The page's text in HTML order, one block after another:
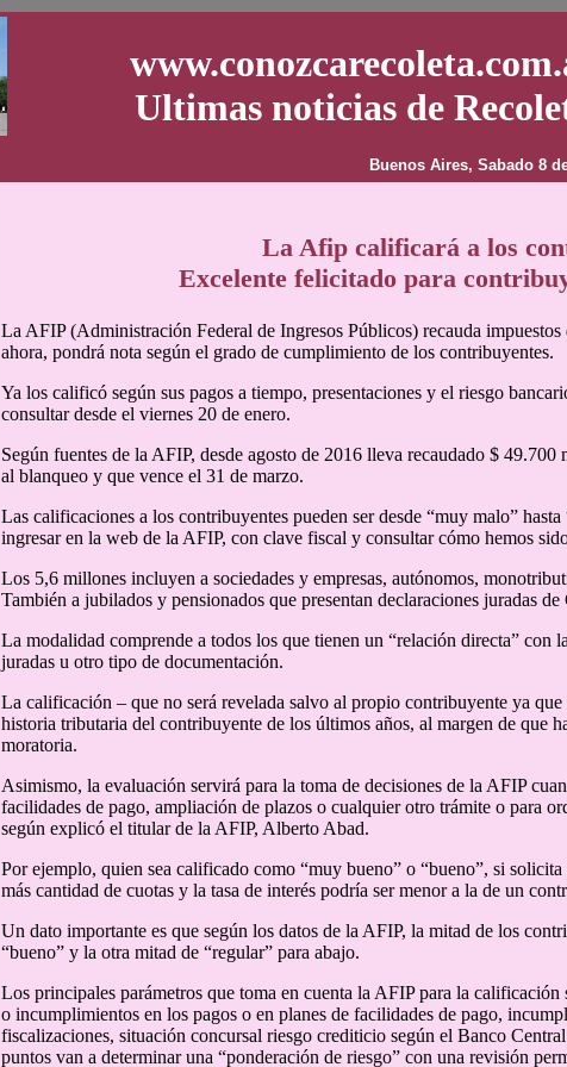
Ultimas noticias de
Buenos Aires, Sabado 8
La Afip calificará a los
Excelente felicitado para
La AFIP (Administración Federal de Ingresos Públicos) recauda
ahora, pondrá nota según el grado de cumplimiento de los contribuyentes.
Ya los calificó según sus pagos a tiempo, presentaciones y el riesgo
consultar desde el viernes 20 de enero.
Según fuentes de la AFIP, desde agosto de 2016 lleva recaudado $
al blanqueo y que vence el 31 de marzo.
Las calificaciones a los contribuyentes pueden ser desde “muy malo”
ingresar en la web de la AFIP, con clave fiscal y consultar cómo hemos
Los 5,6 millones incluyen a sociedades y empresas, autónomos,
También a jubilados y pensionados que presentan declaraciones juradas
La modalidad comprende a todos los que tienen un “relación directa” con
juradas u otro tipo de documentación.
La calificación – que no será revelada salvo al propio contribuyente ya
historia tributaria del contribuyente de los últimos años, al margen de que
moratoria.
Asimismo, la evaluación servirá para la toma de decisiones de la AFIP
facilidades de pago, ampliación de plazos o cualquier otro trámite o para
según explicó el titular de la AFIP, Alberto Abad.
Por ejemplo, quien sea calificado como “muy bueno” o “bueno”, si
más cantidad de cuotas y la tasa de interés podría ser menor a la de un
Un dato importante es que según los datos de la AFIP, la mitad de los
“bueno” y la otra mitad de “regular” para abajo.
Los principales parámetros que toma en cuenta la AFIP para la
o incumplimientos en los pagos o en planes de facilidades de pago,
fiscalizaciones, situación concursal riesgo crediticio según el Banco
puntos van a determinar una “ponderación de riesgo” con una revisión